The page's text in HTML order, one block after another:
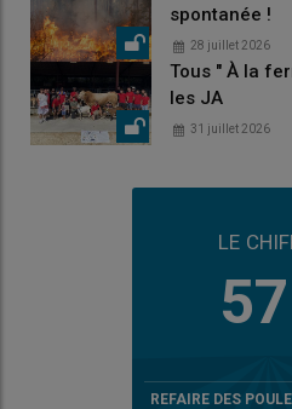
spontanée !
28 juillet 2026
Tous " À la
les JA
31 juillet 2026
LE
REFAIRE DES